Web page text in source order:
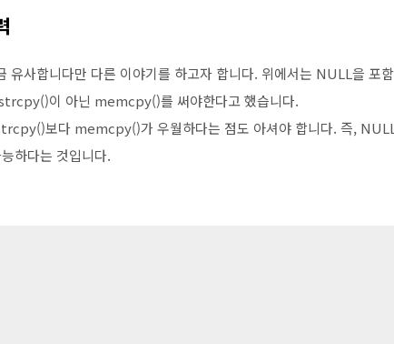
사합니다만 다른 이야기를 하고자 합니다. 위에서는 NULL을 포
이 아닌 memcpy()를 써야한다고 했습니다.
보다 memcpy()가 우월하다는 점도 아셔야 합니다. 즉,
하다는 것입니다.